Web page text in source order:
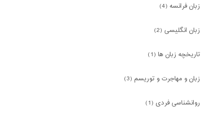
زبان فرانسه (4)
زبان انگلیسی (2)
تاریخچه زبان ها (1)
زبان و مهاجرت و توریسم (3)
روانشناسی فردی (1)